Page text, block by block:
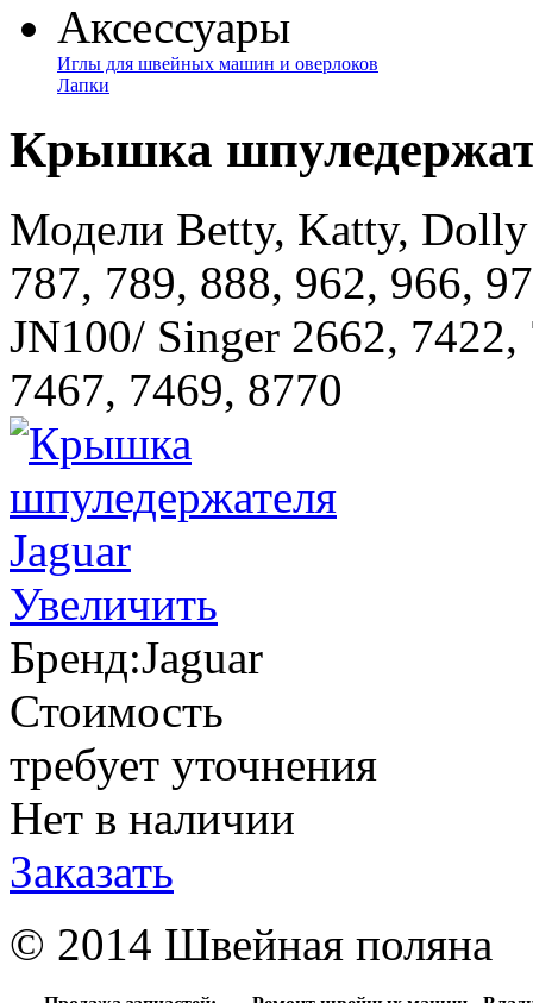
Аксессуары
Иглы для швейных машин и оверлоков
Лапки
Крышка
Модели Betty, Katty,
787, 789, 888, 962, 966,
JN100/ Singer 2662,
7467, 7469, 8770
Увеличить
Бренд:Jaguar
Стоимость
требует уточнения
Нет в наличии
Заказать
© 2014 Швейная поляна